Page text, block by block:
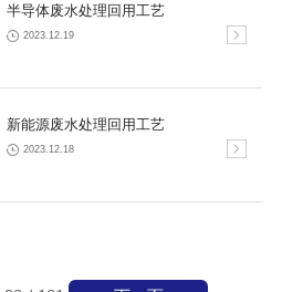
半导体废水处理回用工艺
2023.12.19
新能源废水处理回用工艺
2023.12.18